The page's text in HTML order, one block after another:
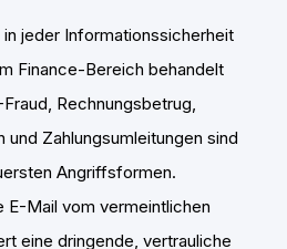
jeder Informationssicherheit
Finance-Bereich behandelt
Rechnungsbetrug,
und Zahlungsumleitungen sind
Angriffsformen.
E-Mail vom vermeintlichen
eine dringende, vertrauliche